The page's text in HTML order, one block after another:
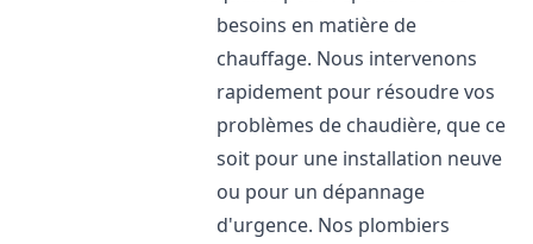
besoins en matière de
chauffage. Nous intervenons
rapidement pour résoudre vos
problèmes de chaudière, que ce
soit pour une installation neuve
ou pour un dépannage
d'urgence. Nos plombiers